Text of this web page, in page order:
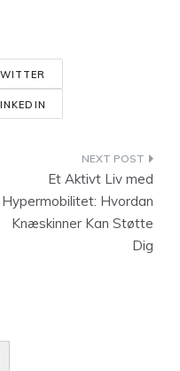
Et Aktivt Liv med
Hypermobilitet: Hvordan
Knæskinner Kan Støtte
Dig